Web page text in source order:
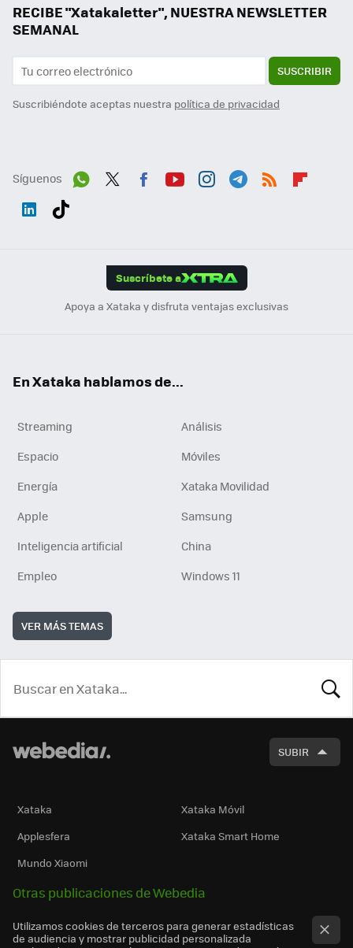
RECIBE "Xatakaletter", NUESTRA NEWSLETTER
SEMANAL
SUSCRIBIR
Suscribiéndote aceptas nuestra política de privacidad
Síguenos
Suscríbete a
Apoya a Xataka y disfruta ventajas exclusivas
En Xataka hablamos de...
Streaming
Análisis
Espacio
Móviles
Energía
Xataka Movilidad
Apple
Samsung
Inteligencia artificial
China
Empleo
Windows 11
VER MÁS TEMAS
SUBIR
Xataka
Xataka Móvil
Applesfera
Xataka Smart Home
Mundo Xiaomi
Otras publicaciones de Webedia
Utilizamos cookies de terceros para generar estadísticas
de audiencia y mostrar publicidad personalizada